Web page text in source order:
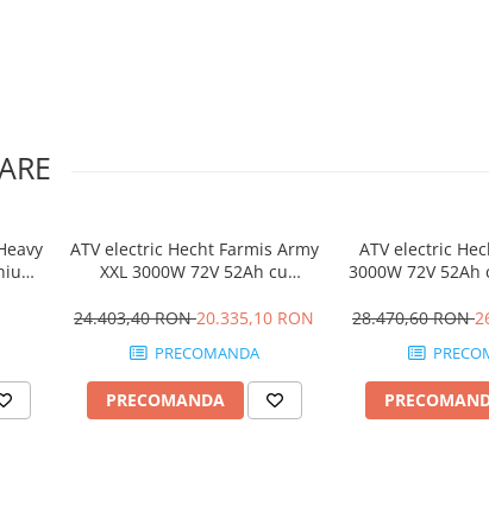
ATV electric Hecht Farmis Army
XXL 3000W 72V 52Ah cu
24.403,40 RON20.335,10 RON
PRECOMANDA
PRECOMANDA
ATV electric
3000W 72V
28.470,60 RON